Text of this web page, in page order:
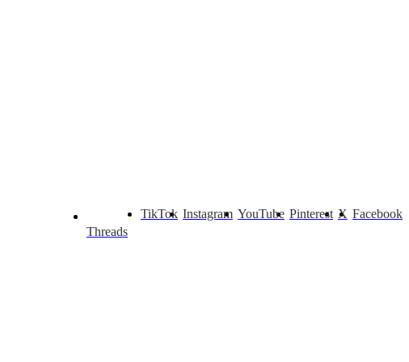
Facebook
X
Pinterest
YouTube
Instagram
TikTok
Threads